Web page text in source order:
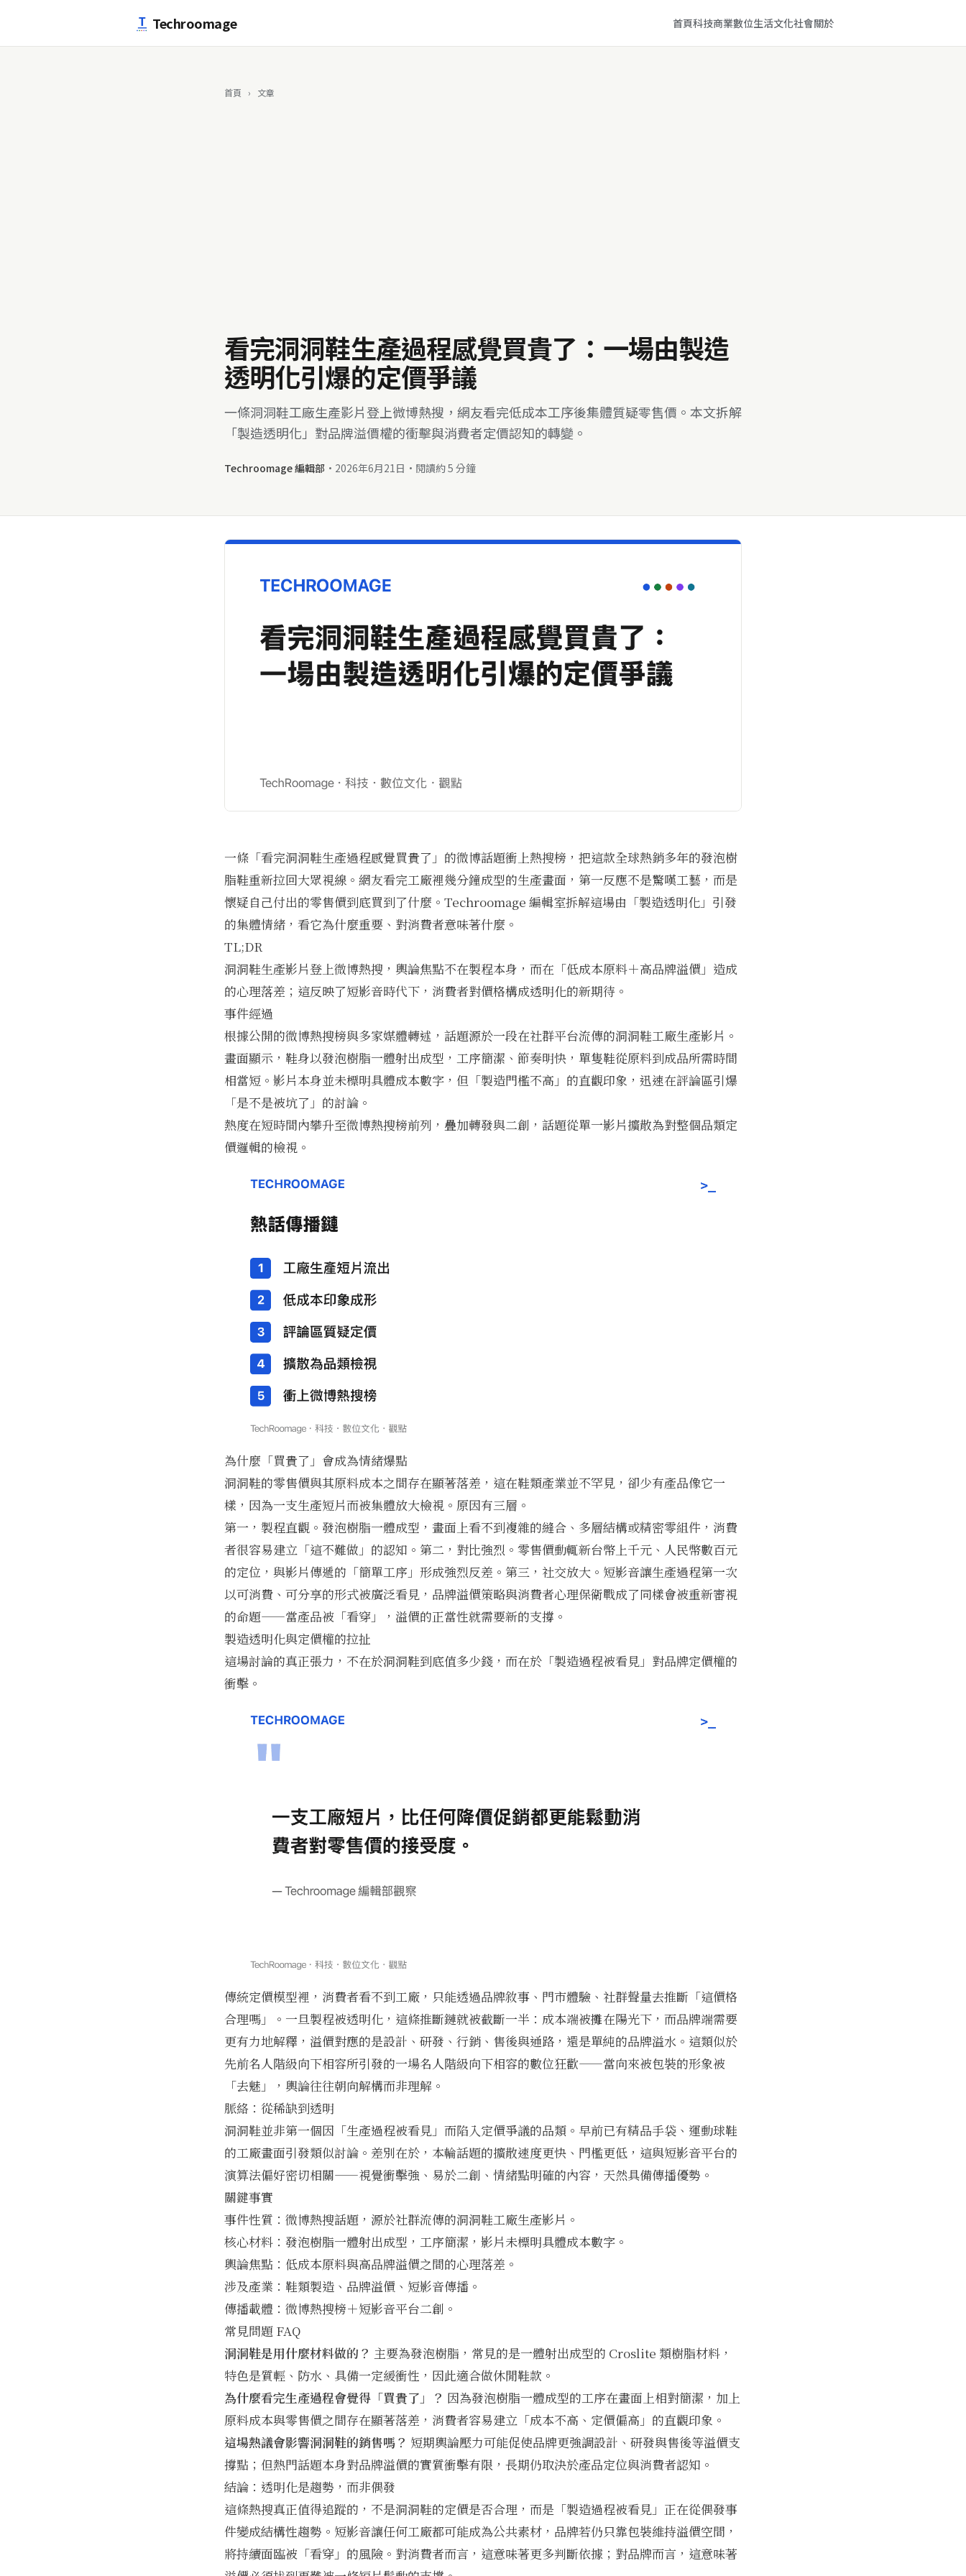
Techroomage 首頁科技商業數位生活文化社會關於
首頁 › 文章
看完洞洞鞋生產過程感覺買貴了：一場由製造
透明化引爆的定價爭議
一條洞洞鞋工廠生產影片登上微博熱搜，網友看完低成本工序後集體質疑零售價。本文拆解
「製造透明化」對品牌溢價權的衝擊與消費者定價認知的轉變。
Techroomage 編輯部 · 2026年6月21日 · 閱讀約 5 分鐘
一條「看完洞洞鞋生產過程感覺買貴了」的微博話題衝上熱搜榜，把這款全球熱銷多年的發泡樹
脂鞋重新拉回大眾視線。網友看完工廠裡幾分鐘成型的生產畫面，第一反應不是驚嘆工藝，而是
懷疑自己付出的零售價到底買到了什麼。Techroomage 編輯室拆解這場由「製造透明化」引發
的集體情緒，看它為什麼重要、對消費者意味著什麼。
TL;DR
洞洞鞋生產影片登上微博熱搜，輿論焦點不在製程本身，而在「低成本原料＋高品牌溢價」造成
的心理落差；這反映了短影音時代下，消費者對價格構成透明化的新期待。
事件經過
根據公開的微博熱搜榜與多家媒體轉述，話題源於一段在社群平台流傳的洞洞鞋工廠生產影片。
畫面顯示，鞋身以發泡樹脂一體射出成型，工序簡潔、節奏明快，單隻鞋從原料到成品所需時間
相當短。影片本身並未標明具體成本數字，但「製造門檻不高」的直觀印象，迅速在評論區引爆
「是不是被坑了」的討論。
熱度在短時間內攀升至微博熱搜榜前列，疊加轉發與二創，話題從單一影片擴散為對整個品類定
價邏輯的檢視。
為什麼「買貴了」會成為情緒爆點
洞洞鞋的零售價與其原料成本之間存在顯著落差，這在鞋類產業並不罕見，卻少有產品像它一
樣，因為一支生產短片而被集體放大檢視。原因有三層。
第一，製程直觀。發泡樹脂一體成型，畫面上看不到複雜的縫合、多層結構或精密零組件，消費
者很容易建立「這不難做」的認知。第二，對比強烈。零售價動輒新台幣上千元、人民幣數百元
的定位，與影片傳遞的「簡單工序」形成強烈反差。第三，社交放大。短影音讓生產過程第一次
以可消費、可分享的形式被廣泛看見， 品牌溢價策略與消費者心理保衛戰成了同樣會被重新審視
的命題——當產品被「看穿」，溢價的正當性就需要新的支撐。
製造透明化與定價權的拉扯
這場討論的真正張力，不在於洞洞鞋到底值多少錢，而在於「製造過程被看見」對品牌定價權的
衝擊。
傳統定價模型裡，消費者看不到工廠，只能透過品牌敘事、門市體驗、社群聲量去推斷「這價格
合理嗎」。一旦製程被透明化，這條推斷鏈就被截斷一半：成本端被攤在陽光下，而品牌端需要
更有力地解釋，溢價對應的是設計、研發、行銷、售後與通路，還是單純的品牌溢水。這類似於
先前名人階級向下相容所引發的一場名人階級向下相容的數位狂歡——當向來被包裝的形象被
「去魅」，輿論往往朝向解構而非理解。
脈絡：從稀缺到透明
洞洞鞋並非第一個因「生產過程被看見」而陷入定價爭議的品類。早前已有精品手袋、運動球鞋
的工廠畫面引發類似討論。差別在於，本輪話題的擴散速度更快、門檻更低，這與短影音平台的
演算法偏好密切相關——視覺衝擊強、易於二創、情緒點明確的內容，天然具備傳播優勢。
關鍵事實
事件性質：微博熱搜話題，源於社群流傳的洞洞鞋工廠生產影片。
核心材料：發泡樹脂一體射出成型，工序簡潔，影片未標明具體成本數字。
輿論焦點：低成本原料與高品牌溢價之間的心理落差。
涉及產業：鞋類製造、品牌溢價、短影音傳播。
傳播載體：微博熱搜榜＋短影音平台二創。
常見問題 FAQ
洞洞鞋是用什麼材料做的？ 主要為發泡樹脂，常見的是一體射出成型的 Croslite 類樹脂材料，
特色是質輕、防水、具備一定緩衝性，因此適合做休閒鞋款。
為什麼看完生產過程會覺得「買貴了」？ 因為發泡樹脂一體成型的工序在畫面上相對簡潔，加上
原料成本與零售價之間存在顯著落差，消費者容易建立「成本不高、定價偏高」的直觀印象。
這場熱議會影響洞洞鞋的銷售嗎？ 短期輿論壓力可能促使品牌更強調設計、研發與售後等溢價支
撐點；但熱門話題本身對品牌溢價的實質衝擊有限，長期仍取決於產品定位與消費者認知。
結論：透明化是趨勢，而非偶發
這條熱搜真正值得追蹤的，不是洞洞鞋的定價是否合理，而是「製造過程被看見」正在從偶發事
件變成結構性趨勢。短影音讓任何工廠都可能成為公共素材，品牌若仍只靠包裝維持溢價空間，
將持續面臨被「看穿」的風險。對消費者而言，這意味著更多判斷依據；對品牌而言，這意味著